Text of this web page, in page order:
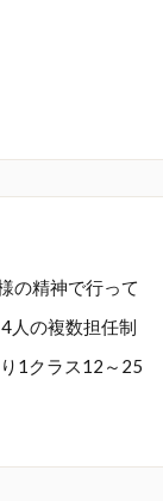
の精神で行って
人の複数担任制
1クラス12～25